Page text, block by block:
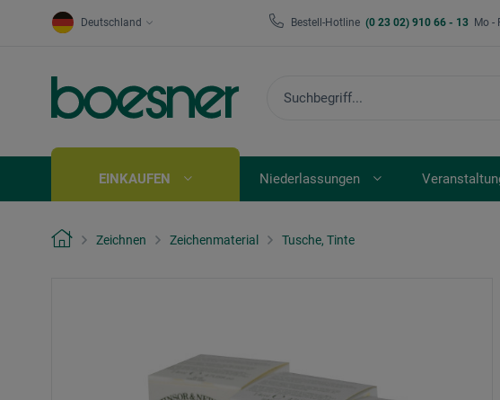
Deutschland Bestell-Hotline (0 23 02) 910 66 - 13 Mo -
EINKAUFEN Niederlassungen
Zeichnen Zeichenmaterial Tusche, Tinte